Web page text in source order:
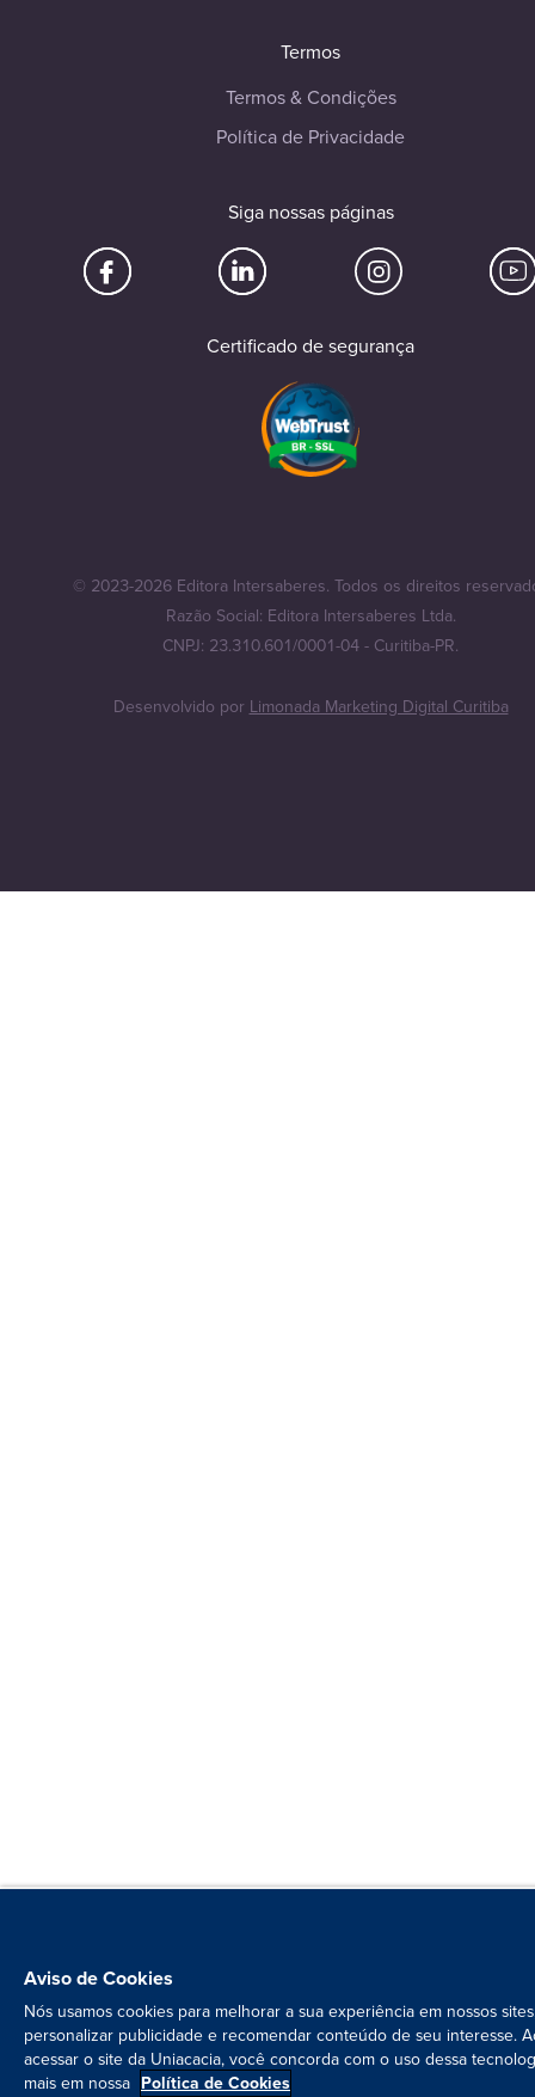
Termos
Termos & Condições
Política de Privacidade
Siga nossas páginas
Certificado de segurança
© 2023-2026 Editora Intersaberes. Todos os direitos
Razão Social: Editora Intersaberes Ltda.
CNPJ: 23.310.601/0001-04 - Curitiba-PR.
Desenvolvido porLimonada Marketing Digital Curitiba
Aviso de Cookies
Nós usamos cookies para melhorar a sua experiência em nossos
personalizar publicidade e recomendar conteúdo de seu interesse.
acessar o site da Uniacacia, você concorda com o uso dessa
mais em nossa Política de Cookies